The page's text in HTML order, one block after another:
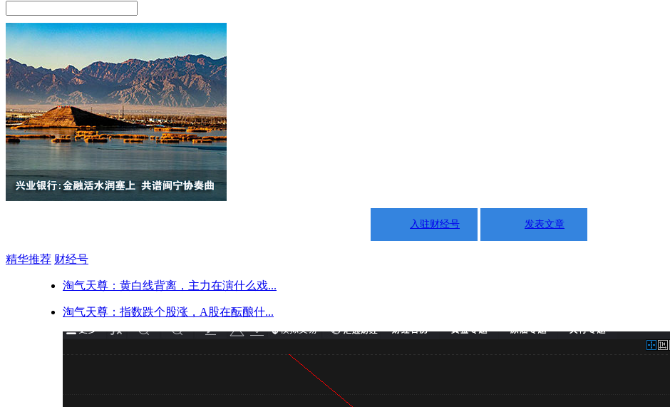
入驻财经号 发表文章
精华推荐 财经号
淘气天尊：黄白线背离，主力在演什么戏...
淘气天尊：指数跌个股涨，A股在酝酿什...